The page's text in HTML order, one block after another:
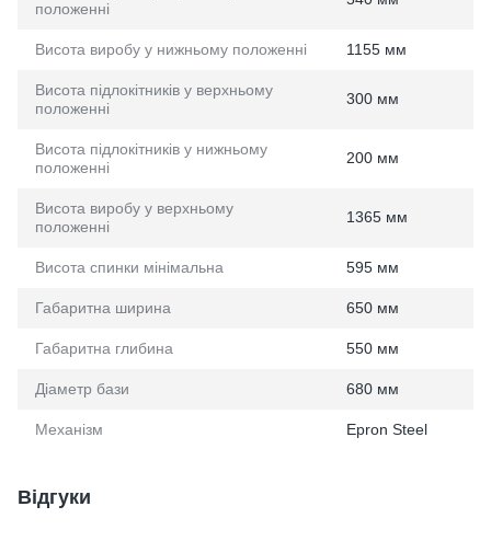
положенні
Висота виробу у нижньому положенні 1155 мм
Висота підлокітників у верхньому
положенні
300 мм
Висота підлокітників у нижньому
положенні
200 мм
Висота виробу у верхньому
положенні
1365 мм
Висота спинки мінімальна 595 мм
Габаритна ширина 650 мм
Габаритна глибина 550 мм
Діаметр бази 680 мм
Механізм Epron Steel
Відгуки